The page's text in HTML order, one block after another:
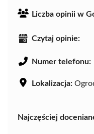
Liczba opinii w
Czytaj opinie:
Numer telefonu:
Lokalizacja:
Najczęściej